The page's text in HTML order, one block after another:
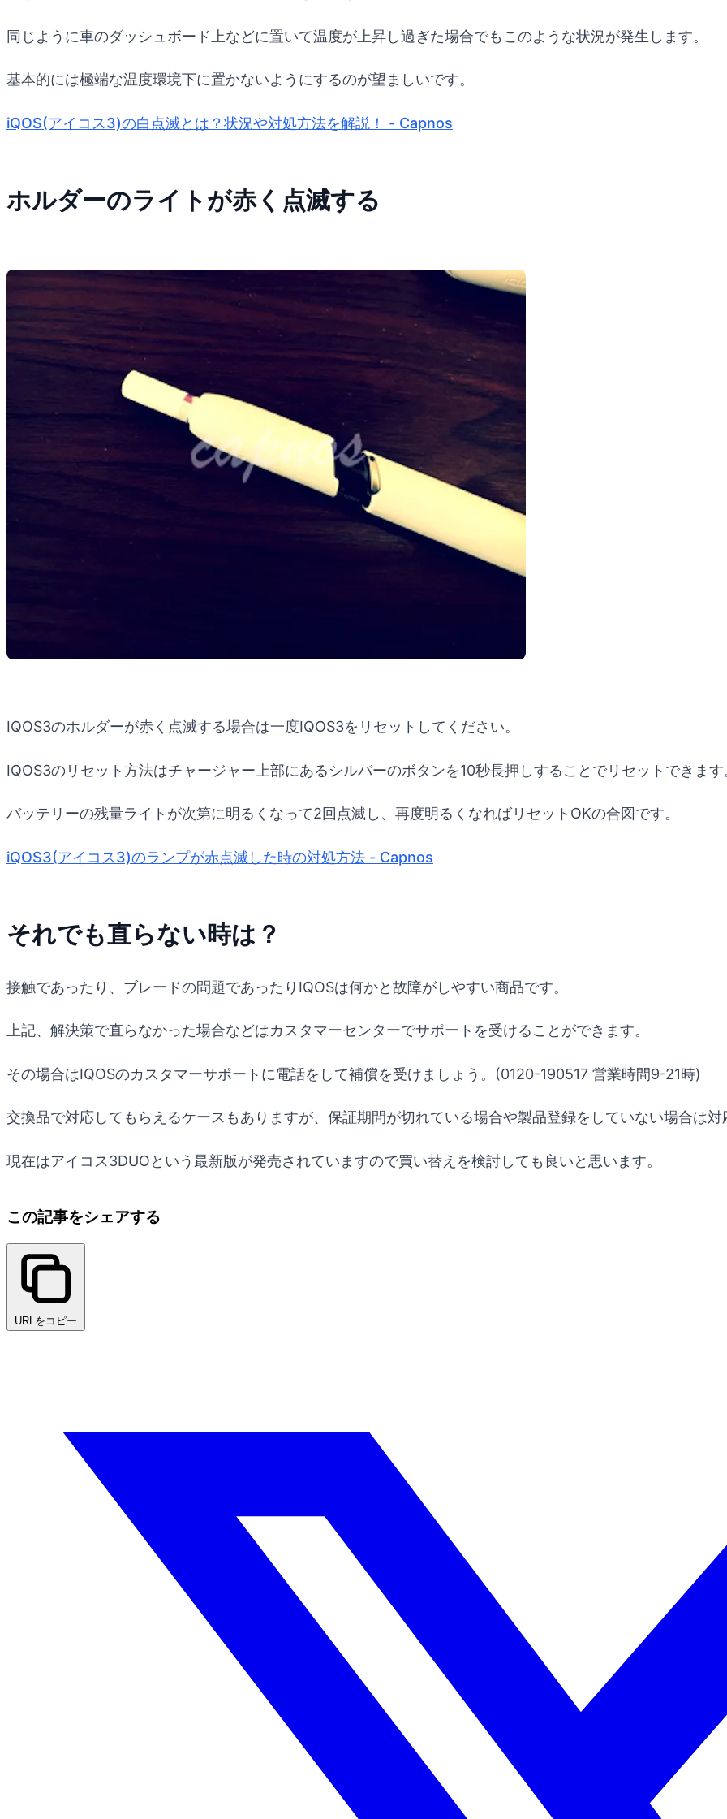
同じように車のダッシュボード上などに置いて温度が上昇し過ぎた場合でもこのような状況が発生します。
基本的には極端な温度環境下に置かないようにするのが望ましいです。
iQOS(アイコス3)の白点滅とは？状況や対処方法を解説！ - Capnos
ホルダーのライトが赤く点滅する
IQOS3のホルダーが赤く点滅する場合は一度IQOS3をリセットしてください。
IQOS3のリセット方法はチャージャー上部にあるシルバーのボタンを10秒長押しすることでリセットできます
バッテリーの残量ライトが次第に明るくなって2回点滅し、再度明るくなればリセットOKの合図です。
iQOS3(アイコス3)のランプが赤点滅した時の対処方法 - Capnos
それでも直らない時は？
接触であったり、ブレードの問題であったりIQOSは何かと故障がしやすい商品です。
上記、解決策で直らなかった場合などはカスタマーセンターでサポートを受けることができます。
その場合はIQOSのカスタマーサポートに電話をして補償を受けましょう。(0120-190517 営業時間9-21時)
交換品で対応してもらえるケースもありますが、保証期間が切れている場合や製品登録をしていない場合は対
現在はアイコス3DUOという最新版が発売されていますので買い替えを検討しても良いと思います。
この記事をシェアする
URLをコピー